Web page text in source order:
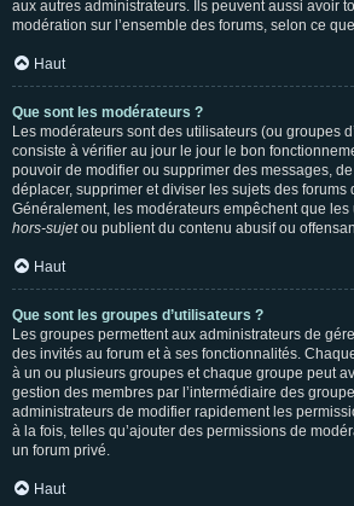
aux autres administrateurs. Ils peuvent aussi avoir
modération sur l’ensemble des forums, selon ce
Haut
Que sont les modérateurs ?
Les modérateurs sont des utilisateurs (ou groupes
consiste à vérifier au jour le jour le bon
pouvoir de modifier ou supprimer des messages,
déplacer, supprimer et diviser les sujets des forums
Généralement, les modérateurs empêchent que les
hors-sujetou publient du contenu abusif ou
Haut
Que sont les groupes d’utilisateurs ?
Les groupes permettent aux administrateurs de
des invités au forum et à ses fonctionnalités.
à un ou plusieurs groupes et chaque groupe peut
gestion des membres par l’intermédiaire des
administrateurs de modifier rapidement les
à la fois, telles qu’ajouter des permissions de
un forum privé.
Haut